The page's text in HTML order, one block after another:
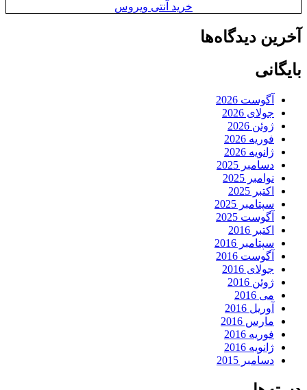
خرید آنتی ویروس
آخرین دیدگاه‌ها
بایگانی
آگوست 2026
جولای 2026
ژوئن 2026
فوریه 2026
ژانویه 2026
دسامبر 2025
نوامبر 2025
اکتبر 2025
سپتامبر 2025
آگوست 2025
اکتبر 2016
سپتامبر 2016
آگوست 2016
جولای 2016
ژوئن 2016
می 2016
آوریل 2016
مارس 2016
فوریه 2016
ژانویه 2016
دسامبر 2015